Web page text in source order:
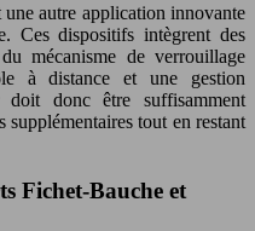
une autre application innovante
Ces dispositifs intègrent des
mécanisme de verrouillage
à distance et une gestion
donc être suffisamment
tout en restant
Fichet-Bauche et